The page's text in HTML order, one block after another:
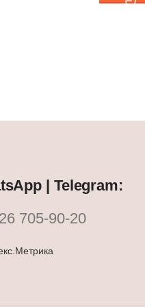
| Telegram:
705-90-20